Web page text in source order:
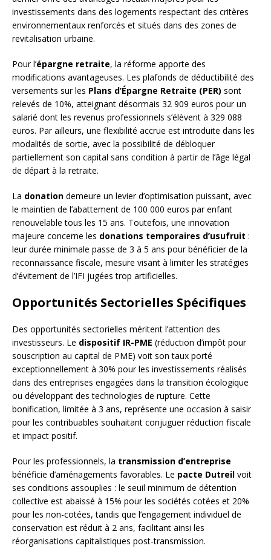
investissements dans des logements respectant des critères
environnementaux renforcés et situés dans des zones de
revitalisation urbaine.
Pour l’épargne retraite, la réforme apporte des
modifications avantageuses. Les plafonds de déductibilité des
versements sur les Plans d’Épargne Retraite (PER) sont
relevés de 10%, atteignant désormais 32 909 euros pour un
salarié dont les revenus professionnels s’élèvent à 329 088
euros. Par ailleurs, une flexibilité accrue est introduite dans les
modalités de sortie, avec la possibilité de débloquer
partiellement son capital sans condition à partir de l’âge légal
de départ à la retraite.
La donation demeure un levier d’optimisation puissant, avec
le maintien de l’abattement de 100 000 euros par enfant
renouvelable tous les 15 ans. Toutefois, une innovation
majeure concerne les donations temporaires d’usufruit :
leur durée minimale passe de 3 à 5 ans pour bénéficier de la
reconnaissance fiscale, mesure visant à limiter les stratégies
d’évitement de l’IFI jugées trop artificielles.
Opportunités Sectorielles Spécifiques
Des opportunités sectorielles méritent l’attention des
investisseurs. Le dispositif IR-PME (réduction d’impôt pour
souscription au capital de PME) voit son taux porté
exceptionnellement à 30% pour les investissements réalisés
dans des entreprises engagées dans la transition écologique
ou développant des technologies de rupture. Cette
bonification, limitée à 3 ans, représente une occasion à saisir
pour les contribuables souhaitant conjuguer réduction fiscale
et impact positif.
Pour les professionnels, la transmission d’entreprise
bénéficie d’aménagements favorables. Le pacte Dutreil voit
ses conditions assouplies : le seuil minimum de détention
collective est abaissé à 15% pour les sociétés cotées et 20%
pour les non-cotées, tandis que l’engagement individuel de
conservation est réduit à 2 ans, facilitant ainsi les
réorganisations capitalistiques post-transmission.